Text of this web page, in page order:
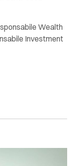
Wealth
Investment